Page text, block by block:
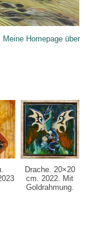
Meine Homepage über
Drache. 20×20
cm. 2022. Mit
Goldrahmung.